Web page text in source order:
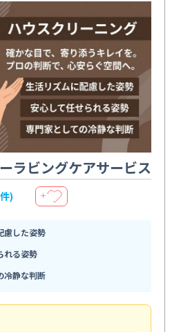
ラビングケアサービス
) ＋
慮した姿勢
れる姿勢
冷静な判断